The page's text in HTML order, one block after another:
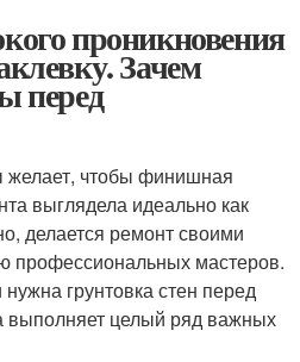
проникновения
Зачем
перед
желает, чтобы финишная
выглядела идеально как
делается ремонт своими
профессиональных мастеров.
грунтовка стен перед
выполняет целый ряд важных